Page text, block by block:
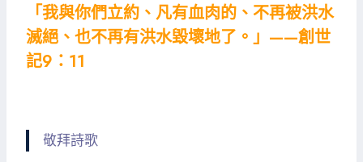
「我與你們立約、凡有血肉的、不再被洪水
滅絕、也不再有洪水毀壞地了。」——創世
記9：11
敬拜詩歌